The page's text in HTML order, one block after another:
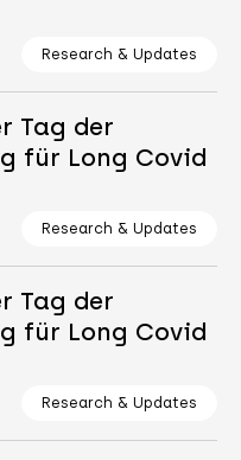
Research & Updates
Tag der
für Long Covid
Research & Updates
Tag der
für Long Covid
Research & Updates